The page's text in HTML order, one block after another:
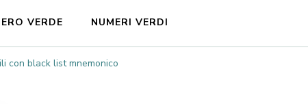
VERDE NUMERI VERDI
con black list mnemonico